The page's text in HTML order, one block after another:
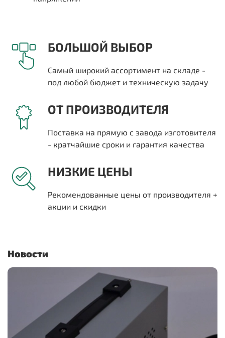
БОЛЬШОЙ ВЫБОР
Самый широкий ассортимент на складе -
под любой бюджет и техническую задачу
ОТ ПРОИЗВОДИТЕЛЯ
Поставка на прямую с завода изготовителя
- кратчайшие сроки и гарантия качества
НИЗКИЕ ЦЕНЫ
Рекомендованные цены от производителя +
акции и скидки
Новости